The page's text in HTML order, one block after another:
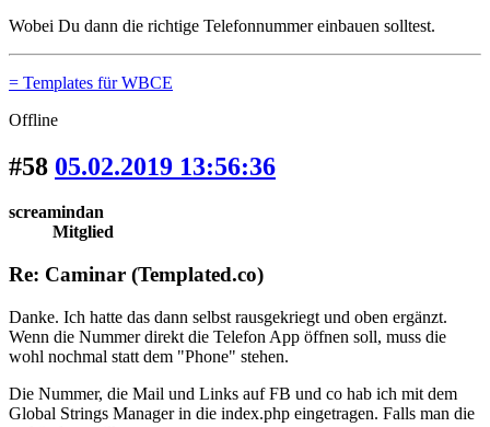
Wobei Du dann die richtige Telefonnummer einbauen solltest.
= Templates für WBCE
Offline
#58 05.02.2019 13:56:36
screamindan
Mitglied
Re: Caminar (Templated.co)
Danke. Ich hatte das dann selbst rausgekriegt und oben ergänzt.
Wenn die Nummer direkt die Telefon App öffnen soll, muss die
wohl nochmal statt dem "Phone" stehen.
Die Nummer, die Mail und Links auf FB und co hab ich mit dem
Global Strings Manager in die index.php eingetragen. Falls man die